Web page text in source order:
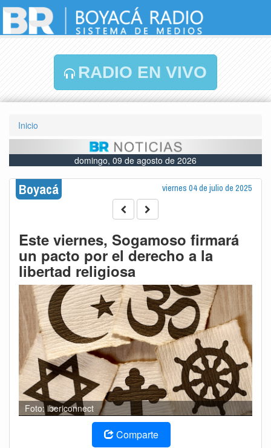
RADIO EN VIVO
Inicio
domingo, 09 de agosto de 2026
Boyacá viernes 04 de julio de 2025
Este viernes, Sogamoso firmará
un pacto por el derecho a la
libertad religiosa
Foto: ibericonnect
Comparte